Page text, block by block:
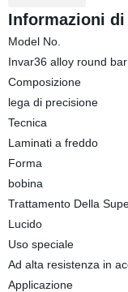
Informazioni di
Model No.
Invar36 alloy round bar
Composizione
lega di precisione
Tecnica
Laminati a freddo
Forma
bobina
Trattamento Della
Lucido
Uso speciale
Ad alta resistenza in
Applicazione